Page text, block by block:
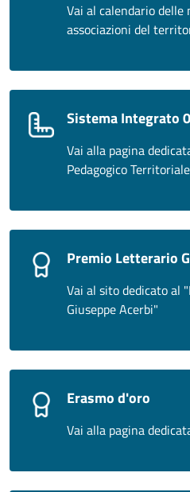
Vai al calendario
associazioni del
Sistema Integrato
Vai alla pagina
Pedagogico
Premio Letterario
Vai al sito dedicato al
Giuseppe Acerbi"
Erasmo d'oro
Vai alla pagina